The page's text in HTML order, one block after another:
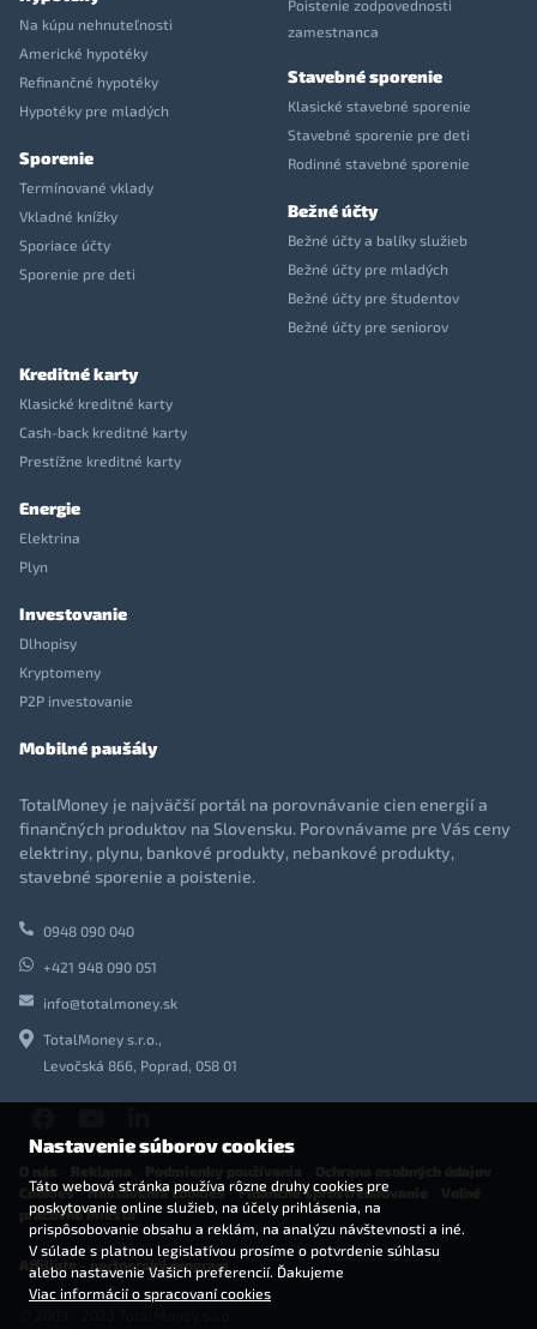
Na kúpu nehnuteľnosti
Americké hypotéky
Refinančné hypotéky
Hypotéky pre mladých
Sporenie
Termínované vklady
Vkladné knížky
Sporiace účty
Sporenie pre deti
Poistenie zodpovednosti
zamestnanca
Stavebné sporenie
Klasické stavebné sporenie
Stavebné sporenie pre deti
Rodinné stavebné sporenie
Bežné účty
Bežné účty a balíky služieb
Bežné účty pre mladých
Bežné účty pre študentov
Bežné účty pre seniorov
Kreditné karty
Klasické kreditné karty
Cash-back kreditné karty
Prestížne kreditné karty
Energie
Elektrina
Plyn
Investovanie
Dlhopisy
Kryptomeny
P2P investovanie
Mobilné paušály
TotalMoney je najväčší portál na porovnávanie cien energií a
finančných produktov na Slovensku. Porovnávame pre Vás ceny
elektriny, plynu, bankové produkty, nebankové produkty,
stavebné sporenie a poistenie.
0948 090 040
+421 948 090 051
info@totalmoney.sk
TotalMoney s.r.o.,
Levočská 866, Poprad, 058 01
Cookies-Nastavenia cookies -Finančné sprostredkovanie
pracovné miesta
Affiliate - partnerský program
Nastavenie súborov cookies
Táto webová stránka používa rôzne druhy cookies pre
poskytovanie online služieb, na účely prihlásenia, na
prispôsobovanie obsahu a reklám, na analýzu návštevnosti a iné.
V súlade s platnou legislatívou prosíme o potvrdenie súhlasu
alebo nastavenie Vašich preferencií. Ďakujeme
Viac informácií o spracovaní cookies